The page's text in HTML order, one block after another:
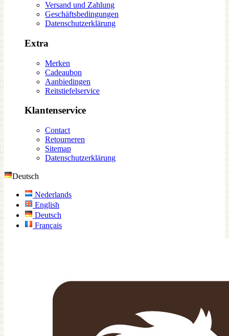
Versand und Zahlung
Geschäftsbedingungen
Datenschutzerklärung
Extra
Merken
Cadeaubon
Aanbiedingen
Reitstiefelservice
Klantenservice
Contact
Retourneren
Sitemap
Datenschutzerklärung
Deutsch
Nederlands
English
Deutsch
Français